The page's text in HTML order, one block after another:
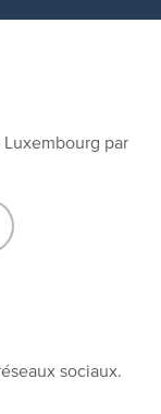
par
sociaux.